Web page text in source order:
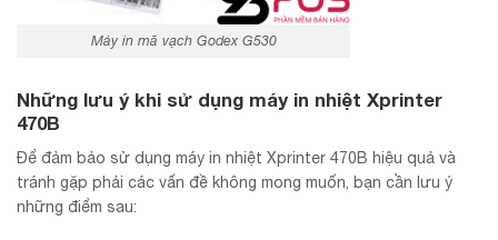
Máy in mã vạch Godex G530
Những lưu ý khi sử dụng máy in nhiệt Xprinter
470B
Để đảm bảo sử dụng máy in nhiệt Xprinter 470B hiệu quả và
tránh gặp phải các vấn đề không mong muốn, bạn cần lưu ý
những điểm sau: